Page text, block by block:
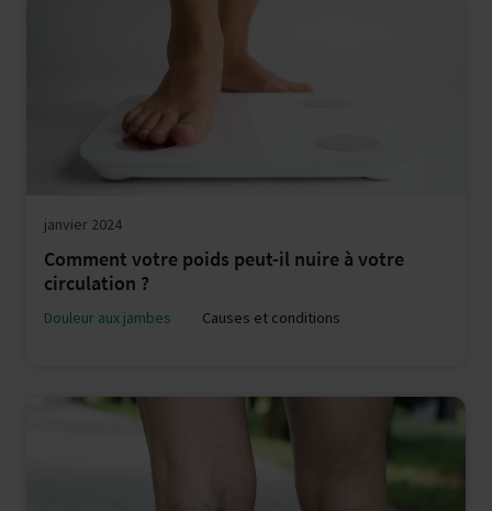
janvier 2024
Comment votre poids peut-il nuire à votre
circulation ?
Douleur aux jambes Causes et conditions